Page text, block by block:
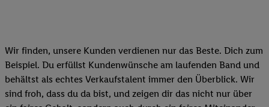
Wir finden, unsere Kunden verdienen nur das Beste. Dich zum
Beispiel. Du erfüllst Kundenwünsche am laufenden Band und
behältst als echtes Verkaufstalent immer den Überblick. Wir
sind froh, dass du da bist, und zeigen dir das nicht nur über